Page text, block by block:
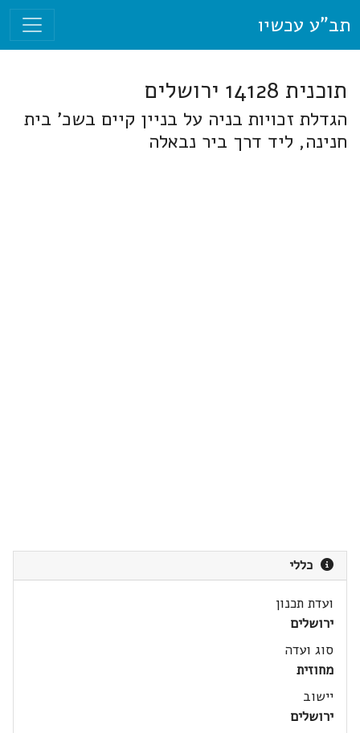
תב"ע עכשיו
תוכנית 14128 ירושלים
הגדלת זכויות בניה על בניין קיים בשכ' בית
חנינה, ליד דרך ביר נבאלה
כללי
ועדת תכנון
ירושלים
סוג ועדה
מחוזית
יישוב
ירושלים